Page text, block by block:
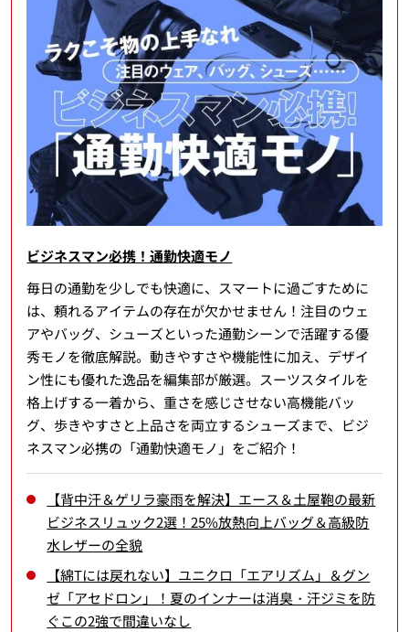
ビジネスマン必携！通勤快適モノ
毎日の通勤を少しでも快適に、スマートに過ごすために
は、頼れるアイテムの存在が欠かせません！注目のウェ
アやバッグ、シューズといった通勤シーンで活躍する優
秀モノを徹底解説。動きやすさや機能性に加え、デザイ
ン性にも優れた逸品を編集部が厳選。スーツスタイルを
格上げする一着から、重さを感じさせない高機能バッ
グ、歩きやすさと上品さを両立するシューズまで、ビジ
ネスマン必携の「通勤快適モノ」をご紹介！
【背中汗＆ゲリラ豪雨を解決】エース＆土屋鞄の最新
ビジネスリュック2選！25%放熱向上バッグ＆高級防
水レザーの全貌
【綿Tには戻れない】ユニクロ「エアリズム」＆グン
ゼ「アセドロン」！夏のインナーは消臭・汗ジミを防
ぐこの2強で間違いなし